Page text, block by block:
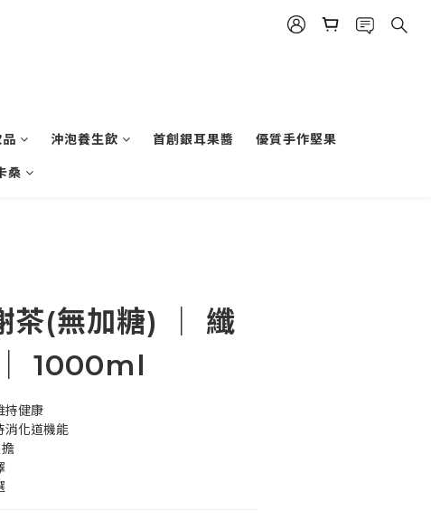
沖泡養生飲 首創銀耳果醬 優質手作堅果
桑
茶(無加糖) ｜ 纖
1000ml
持健康
消化道機能